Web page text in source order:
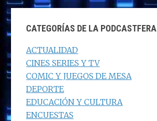
CATEGORÍAS DE LA PODCASTFERA
ACTUALIDAD
CINES SERIES Y TV
COMIC Y JUEGOS DE MESA
DEPORTE
EDUCACIÓN Y CULTURA
ENCUESTAS